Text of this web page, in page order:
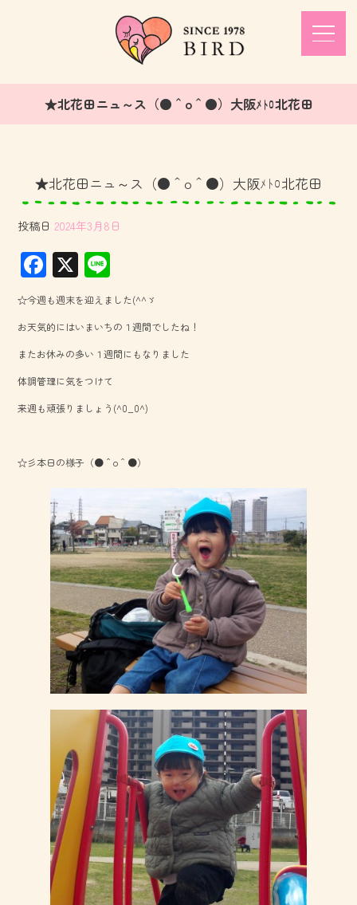
★北花田ニュ～ス（●＾o＾●）大阪ﾒﾄﾛ北花田
★北花田ニュ～ス（●＾o＾●）大阪ﾒﾄﾛ北花田
投稿日 2024年3月8日
F
ac
e
b
o
ok
X
ne
☆今週も週末を迎えました(^^ゞ
お天気的にはいまいちの１週間でしたね！
またお休みの多い１週間にもなりました
体調管理に気をつけて
来週も頑張りましょう(^0_0^)
☆彡本日の様子（●＾o＾●）